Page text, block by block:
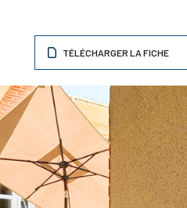
TÉLÉCHARGER LA FICHE